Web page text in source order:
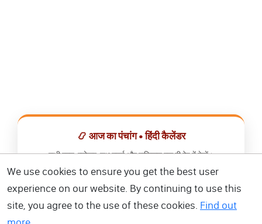
📿 आज का पंचांग • हिंदी कैलेंडर
सभी व्रत, त्योहार, शुभ मुहूर्त और राशिफल एक ही ऐप में देखें।
📅 हिंदी कैलेंडर ऐप डाउनलोड करें
We use cookies to ensure you get the best user
experience on our website. By continuing to use this
site, you agree to the use of these cookies. Find out